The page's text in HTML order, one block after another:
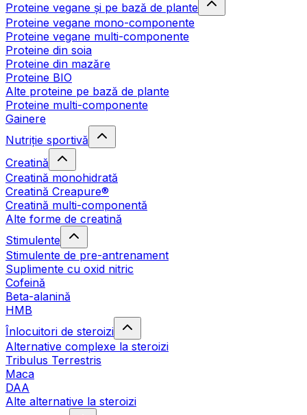
Proteine vegane și pe bază de plante
Proteine vegane mono-componente
Proteine vegane multi-componente
Proteine din soia
Proteine din mazăre
Proteine BIO
Alte proteine pe bază de plante
Proteine multi-componente
Gainere
Nutriție sportivă
Creatină
Creatină monohidrată
Creatină Creapure®
Creatină multi-componentă
Alte forme de creatină
Stimulente
Stimulente de pre-antrenament
Suplimente cu oxid nitric
Cofeină
Beta-alanină
HMB
Înlocuitori de steroizi
Alternative complexe la steroizi
Tribulus Terrestris
Maca
DAA
Alte alternative la steroizi